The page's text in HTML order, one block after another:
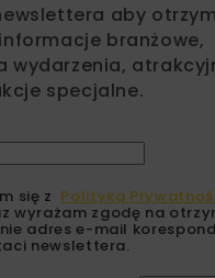
aby
branżowe,
wydarzenia,
specjalne.
się z Polityką
wyrażam zgodę na
adres e-mail
newslettera.